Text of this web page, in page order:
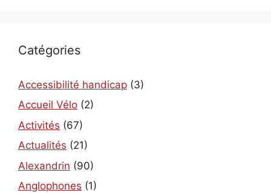
Catégories
Accessibilité handicap (3)
Accueil Vélo (2)
Activités (67)
Actualités (21)
Alexandrin (90)
Anglophones (1)